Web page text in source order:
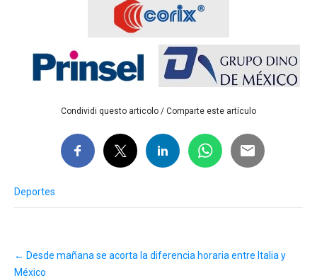
Condividi questo articolo / Comparte este artículo
Deportes
navigation
← Desde mañana se acorta la diferencia horaria entre Italia y
México